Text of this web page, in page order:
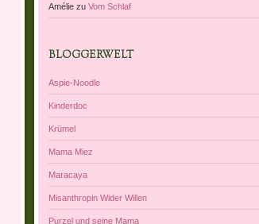
Amélie zuVom Schlaf
BLOGGERWELT
Aspie-Noodle
Kinderdoc
Krümel
Mama Miez
Maracaya
Misanthropin Wider Willen
Purzel und seine Mama